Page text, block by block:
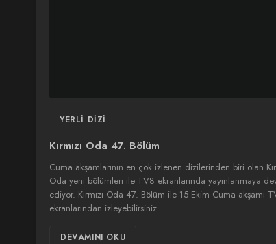
YERLI DIZI
Kırmızı Oda 47. Bölüm
Cuma akşamlarının en çok izlenen dizilerinden biri olan
Oda yeni bölümleri ile TV8 ekranlarında yayınlanmaya
ediyor. Kırmızı Oda 47. Bölüm ile 15 Ekim Cuma akşamı
ekranlarından izleyebilirsiniz.…
DEVAMINI OKU